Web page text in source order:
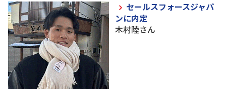
セールスフォースジャパ
ンに内定
木村陸さん